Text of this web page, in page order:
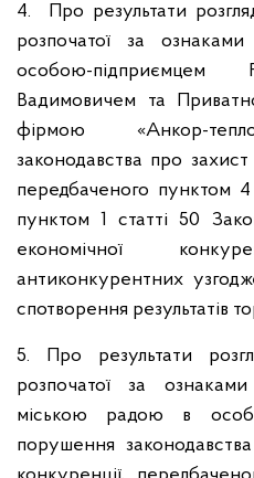
4. Про результати
розпочатої за
особою-підприємцем
Вадимовичем та
фірмою «Анкор-
законодавства про захист
передбаченого пунктом 4
пунктом 1 статті 50
економічної
антиконкурентних
спотворення результатів
5. Про результати
розпочатої за
міською радою в особі
порушення